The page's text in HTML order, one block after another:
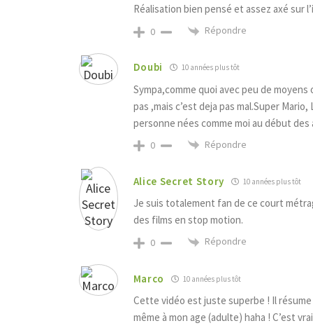
Réalisation bien pensé et assez axé sur
0 Répondre
Doubi 10 années plus tôt
Sympa,comme quoi avec peu de
pas ,mais c’est deja pas mal.Super
personne nées comme moi au début
0 Répondre
Alice Secret Story 10 années plus tôt
Je suis totalement fan de ce court
des films en stop motion.
0 Répondre
Marco 10 années plus tôt
Cette vidéo est juste superbe ! Il
même à mon age (adulte) haha ! C’est